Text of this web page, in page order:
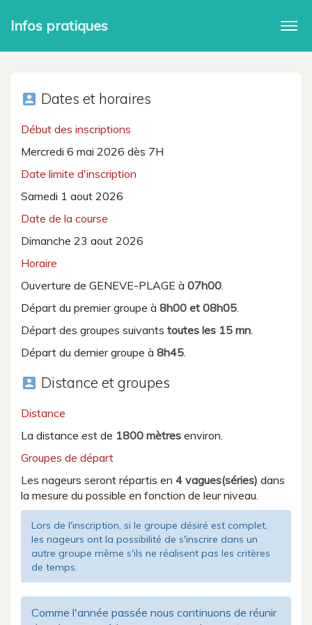
Infos pratiques
account_box Dates et horaires
Début des inscriptions
Mercredi 6 mai 2026 dès 7H
Date limite d'inscription
Samedi 1 aout 2026
Date de la course
Dimanche 23 aout 2026
Horaire
Ouverture de GENEVE-PLAGE à 07h00.
Départ du premier groupe à 8h00 et 08h05.
Départ des groupes suivants toutes les 15 mn.
Départ du dernier groupe à 8h45.
account_box Distance et groupes
Distance
La distance est de 1800 mètres environ.
Groupes de départ
Les nageurs seront répartis en 4 vagues(séries) dans
la mesure du possible en fonction de leur niveau.
Lors de l'inscription, si le groupe désiré est complet,
les nageurs ont la possibilité de s'inscrire dans un
autre groupe même s'ils ne réalisent pas les critères
de temps.
Comme l'année passée nous continuons de réunir